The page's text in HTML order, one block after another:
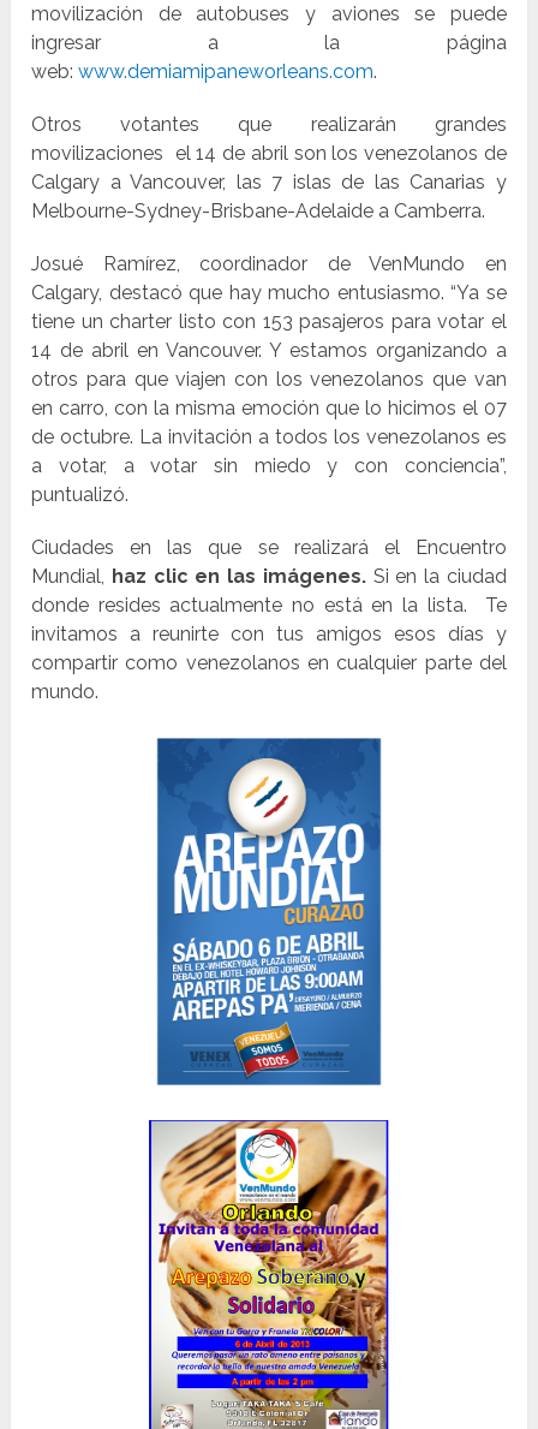
movilización de autobuses y aviones se puede
ingresar a la página
web:www.demiamipaneworleans.com.
Otros votantes que realizarán grandes
movilizaciones el 14 de abril son los venezolanos de
Calgary a Vancouver, las 7 islas de las Canarias y
Melbourne-Sydney-Brisbane-Adelaide a Camberra.
Josué Ramírez, coordinador de VenMundo en
Calgary, destacó que hay mucho entusiasmo. “Ya se
tiene un charter listo con 153 pasajeros para votar el
14 de abril en Vancouver. Y estamos organizando a
otros para que viajen con los venezolanos que van
en carro, con la misma emoción que lo hicimos el 07
de octubre. La invitación a todos los venezolanos es
a votar, a votar sin miedo y con conciencia”,
puntualizó.
Ciudades en las que se realizará el Encuentro
Mundial, haz clic en las imágenes.Si en la ciudad
donde resides actualmente no está en la lista. Te
invitamos a reunirte con tus amigos esos días y
compartir como venezolanos en cualquier parte del
mundo.